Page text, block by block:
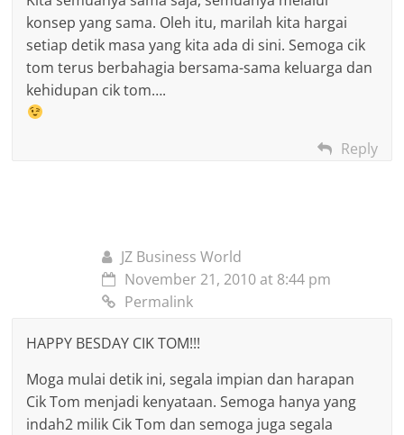
konsep yang sama. Oleh itu, marilah kita hargai
setiap detik masa yang kita ada di sini. Semoga cik
tom terus berbahagia bersama-sama keluarga dan
kehidupan cik tom….
Reply
JZ Business World
November 21, 2010 at 8:44 pm
Permalink
HAPPY BESDAY CIK TOM!!!
Moga mulai detik ini, segala impian dan harapan
Cik Tom menjadi kenyataan. Semoga hanya yang
indah2 milik Cik Tom dan semoga juga segala